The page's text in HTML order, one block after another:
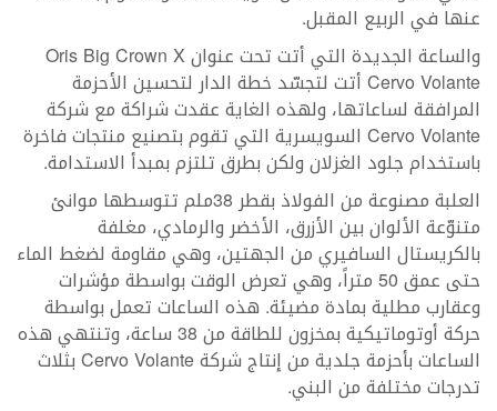
عنها في الربيع المقبل.
والساعة الجديدة التي أتت تحت عنوان Oris Big Crown X
Cervo Volante أتت لتجسّد خطة الدار لتحسين الأحزمة
المرافقة لساعاتها، ولهذه الغاية عقدت شراكة مع شركة
Cervo Volante السويسرية التي تقوم بتصنيع منتجات فاخرة
باستخدام جلود الغزلان ولكن بطرق تلتزم بمبدأ الاستدامة.
العلبة مصنوعة من الفولاذ بقطر 38ملم تتوسطها موانئ
متنوّعة الألوان بين الأزرق، الأخضر والرمادي، مغلفة
بالكريستال السافيري من الجهتين، وهي مقاومة لضغط الماء
حتى عمق 50 متراً، وهي تعرض الوقت بواسطة مؤشرات
وعقارب مطلية بمادة مضيئة. هذه الساعات تعمل بواسطة
حركة أوتوماتيكية بمخزون للطاقة من 38 ساعة، وتنتهي هذه
الساعات بأحزمة جلدية من إنتاج شركة Cervo Volante بثلاث
تدرجات مختلفة من البني.